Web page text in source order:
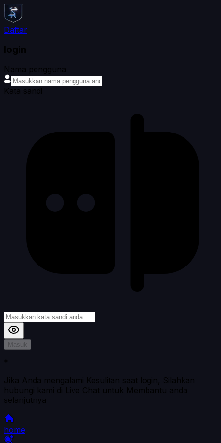
Daftar
login
Nama pengguna
Kata sandi
Masuk
*
Jika Anda mengalami Kesulitan saat login, Silahkan
hubungi kami di Live Chat untuk Membantu anda
selanjutnya
home